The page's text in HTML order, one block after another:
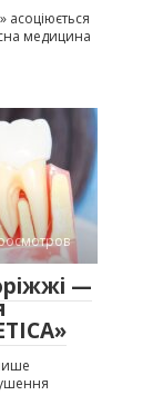
асоціюється
медицина
—